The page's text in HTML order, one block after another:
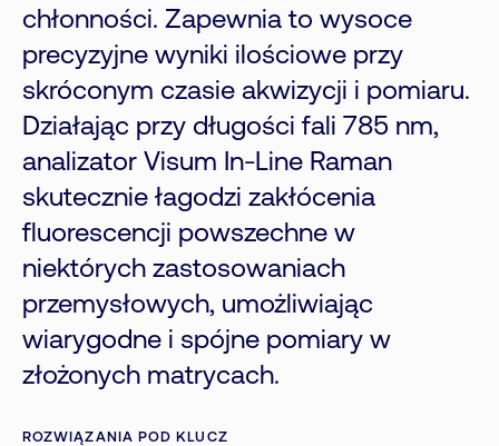
chłonności. Zapewnia to wysoce
precyzyjne wyniki ilościowe przy
skróconym czasie akwizycji i pomiaru.
Działając przy długości fali 785 nm,
analizator Visum In-Line Raman
skutecznie łagodzi zakłócenia
fluorescencji powszechne w
niektórych zastosowaniach
przemysłowych, umożliwiając
wiarygodne i spójne pomiary w
złożonych matrycach.
ROZWIĄZANIA POD KLUCZ